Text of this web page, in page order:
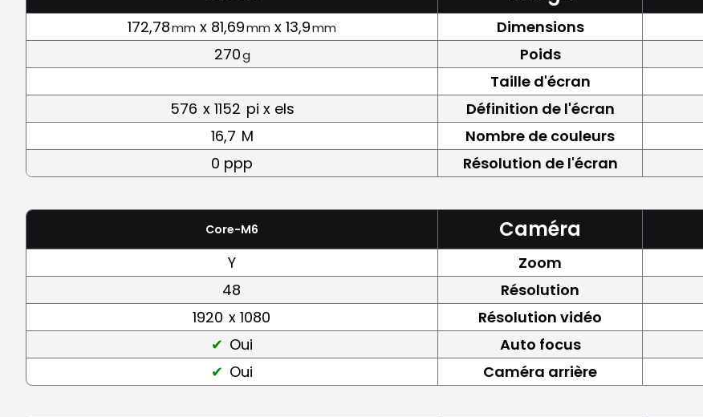
172,78mm x 81,69mm x 13,9mm Dimensions
270g Poids
Taille d'écran
576 x 1152 pi x els Définition de l'écran
16,7 M
Nombre de couleurs
0 ppp
Résolution de l'écran
Core-M6 Caméra
Y Zoom
48
Résolution
1920 x 1080 Résolution vidéo
Oui
Auto focus
Oui
Caméra arrière